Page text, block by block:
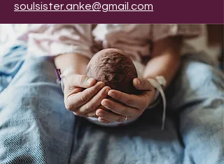
soulsister.anke@gmail.com